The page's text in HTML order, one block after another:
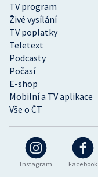
Instagram Facebook
TV program
Živé vysílání
TV poplatky
Teletext
Podcasty
Počasí
E-shop
Mobilní a TV aplikace
Vše o ČT